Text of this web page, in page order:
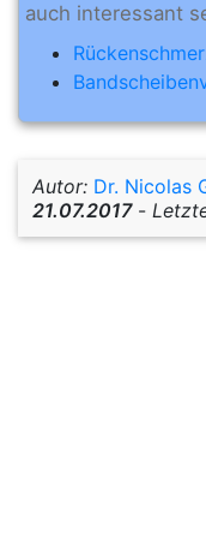
auch interessant
Autor: Dr. Nicolas
21.07.2017-